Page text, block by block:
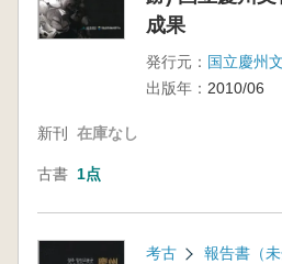
成果
発行元： 国立慶州
出版年： 2010/06
新刊 在庫なし
古書 1点
考古 報告書（未